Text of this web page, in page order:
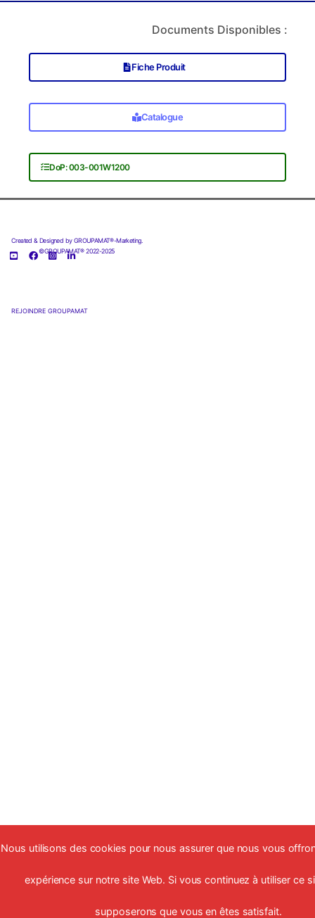
Documents Disponibles :
Fiche Produit
Catalogue
DoP: 003-001W1200
Created & Designed by GROUPAMAT®-Marketing.
©GROUPAMAT® 2022-2025
REJOINDRE GROUPAMAT
Nous utilisons des cookies pour nous assurer que nous vous
expérience sur notre site Web. Si vous continuez à utiliser ce
supposerons que vous en êtes satisfait.